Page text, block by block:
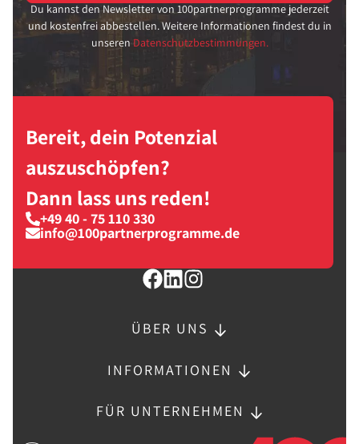
Du kannst den Newsletter von 100partnerprogramme jederzeit
und kostenfrei abbestellen. Weitere Informationen findest du in
unseren Datenschutzbestimmungen.
Bereit, dein Potenzial
auszuschöpfen?
Dann lass uns reden!
+49 40 - 75 110 330
info@100partnerprogramme.de
ÜBER UNS
INFORMATIONEN
FÜR UNTERNEHMEN